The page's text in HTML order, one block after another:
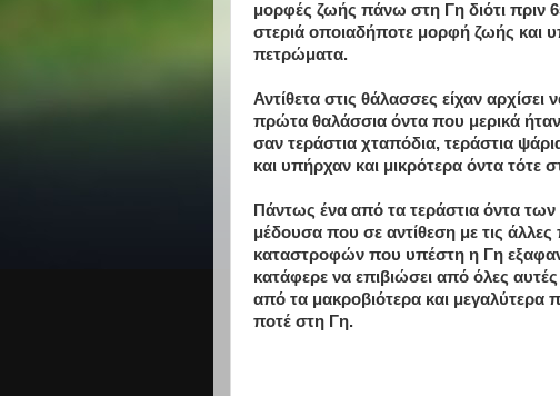
μορφές ζωής πάνω στη Γη διότι πριν
στεριά οποιαδήποτε μορφή ζωής και
πετρώματα.
Αντίθετα στις θάλασσες είχαν
πρώτα θαλάσσια όντα που μερικά
σαν τεράστια χταπόδια, τεράστια
και υπήρχαν και μικρότερα όντα τότε
Πάντως ένα από τα τεράστια όντα
μέδουσα που σε αντίθεση με τις
καταστροφών που υπέστη η Γη
κατάφερε να επιβιώσει από όλες
από τα μακροβιότερα και μεγαλύτερα
ποτέ στη Γη.